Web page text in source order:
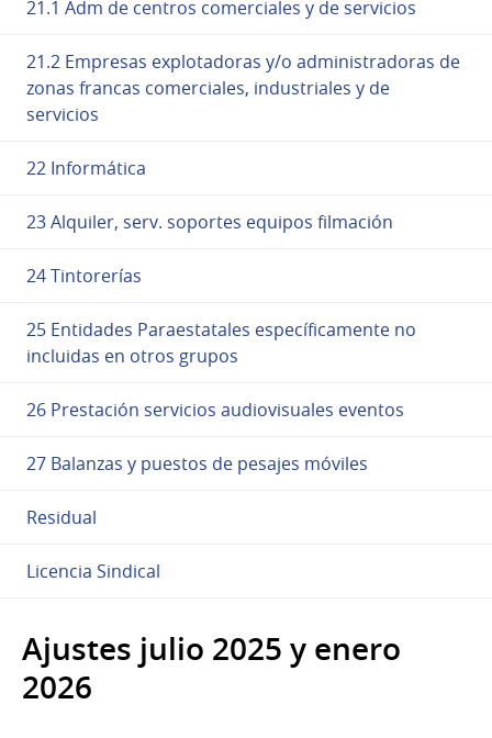
21.1 Adm de centros comerciales y de servicios
21.2 Empresas explotadoras y/o administradoras de
zonas francas comerciales, industriales y de
servicios
22 Informática
23 Alquiler, serv. soportes equipos filmación
24 Tintorerías
25 Entidades Paraestatales específicamente no
incluidas en otros grupos
26 Prestación servicios audiovisuales eventos
27 Balanzas y puestos de pesajes móviles
Residual
Licencia Sindical
Ajustes julio 2025 y enero
2026